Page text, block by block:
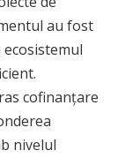
au fost
cofinanțare
nivelul